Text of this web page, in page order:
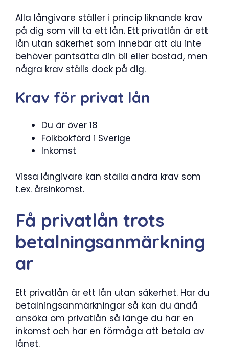
Alla långivare ställer i princip liknande krav
på dig som vill ta ett lån. Ett privatlån är ett
lån utan säkerhet som innebär att du inte
behöver pantsätta din bil eller bostad, men
några krav ställs dock på dig.
Krav för privat lån
Du är över 18
Folkbokförd i Sverige
Inkomst
Vissa långivare kan ställa andra krav som
t.ex. årsinkomst.
Få privatlån trots
betalningsanmärkning
ar
Ett privatlån är ett lån utan säkerhet. Har du
betalningsanmärkningar så kan du ändå
ansöka om privatlån så länge du har en
inkomst och har en förmåga att betala av
lånet.